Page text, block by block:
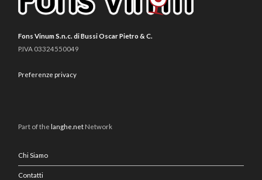
Fons Vinum S.n.c. di Bussi Oscar Pietro & C.
P.IVA 03324550049
Preferenze privacy
Part of thelanghe.net Network
Chi Siamo
Contatti